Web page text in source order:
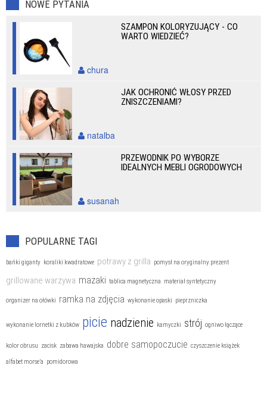
NOWE PYTANIA
SZAMPON KOLORYZUJĄCY - CO
WARTO WIEDZIEĆ?
chura
JAK OCHRONIĆ WŁOSY PRZED
ZNISZCZENIAMI?
natalba
PRZEWODNIK PO WYBORZE
IDEALNYCH MEBLI OGRODOWYCH
susanah
POPULARNE TAGI
bańki giganty koraliki kwadratowe potrawy z grilla pomysł na oryginalny prezent
grillowane warzywa mazaki tablica magnetyczna materiał syntetyczny
organizer na ołówki ramka na zdjęcia wykonanie opaski pieprzniczka
wykonanie lornetki z kubków picie nadzienie kamyczki strój ogniwo łączące
kolor obrusu zacisk zabawa hawajska dobre samopoczucie czyszczenie książek
alfabet morse’a pomidorowa